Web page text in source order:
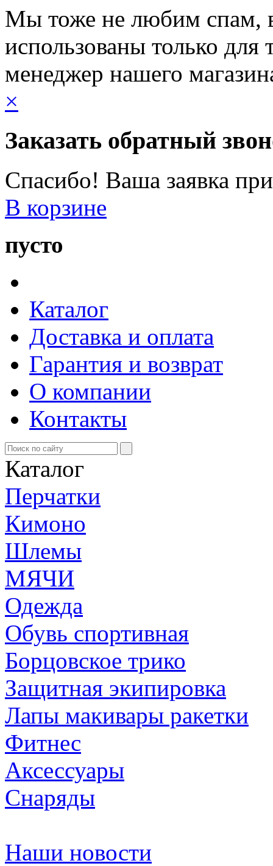
Мы тоже не любим спам,
использованы только для
менеджер нашего
×
Заказать обратный
Спасибо! Ваша заявка
В корзине
пусто
Каталог
Доставка и оплата
Гарантия и возврат
О компании
Контакты
Каталог
Перчатки
Кимоно
Шлемы
МЯЧИ
Одежда
Обувь спортивная
Борцовское трико
Защитная экипировка
Лапы макивары ракетки
Фитнес
Аксессуары
Снаряды
Наши новости